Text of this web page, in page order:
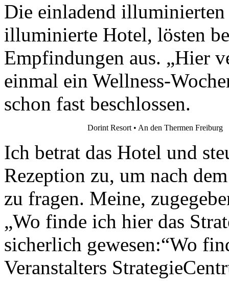
Die einladend illuminierten
illuminierte Hotel, lösten
Empfindungen aus. „Hier
einmal ein Wellness-
schon fast beschlossen.
Dorint Resort • An den Thermen Freiburg
Ich betrat das Hotel und
Rezeption zu, um nach
zu fragen. Meine,
„Wo finde ich hier das
sicherlich gewesen:“Wo
Veranstalters